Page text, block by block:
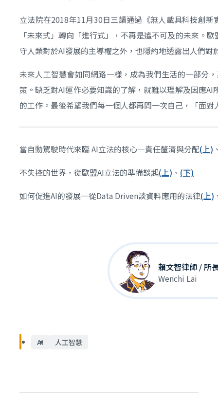
立法院在2018年11月30日三讀通過《無人載具科技創
「未來式」轉向「進行式」，不再是遙不可及的未來。
守人類對於AI發展的主導權之外，也隱約地透露出人們對
未來人工智慧會如同網路一樣，成為我們生活的一部分
策。缺乏對AI運作必要知識的了解，就難以理解及因應
的工作。最後希望我們每一個人都再問一次自己，「面
當自動駕駛時代來臨 AI立法的核心—責任釐清與分配(上)
不失控的世界，從歐盟AI立法的準備談起(上) 、 (下)
如何促進AI的發展—從Data Driven談資料應用的法律(上)
賴文智律師 / 所
Wenchi Lai
AI 人工智慧